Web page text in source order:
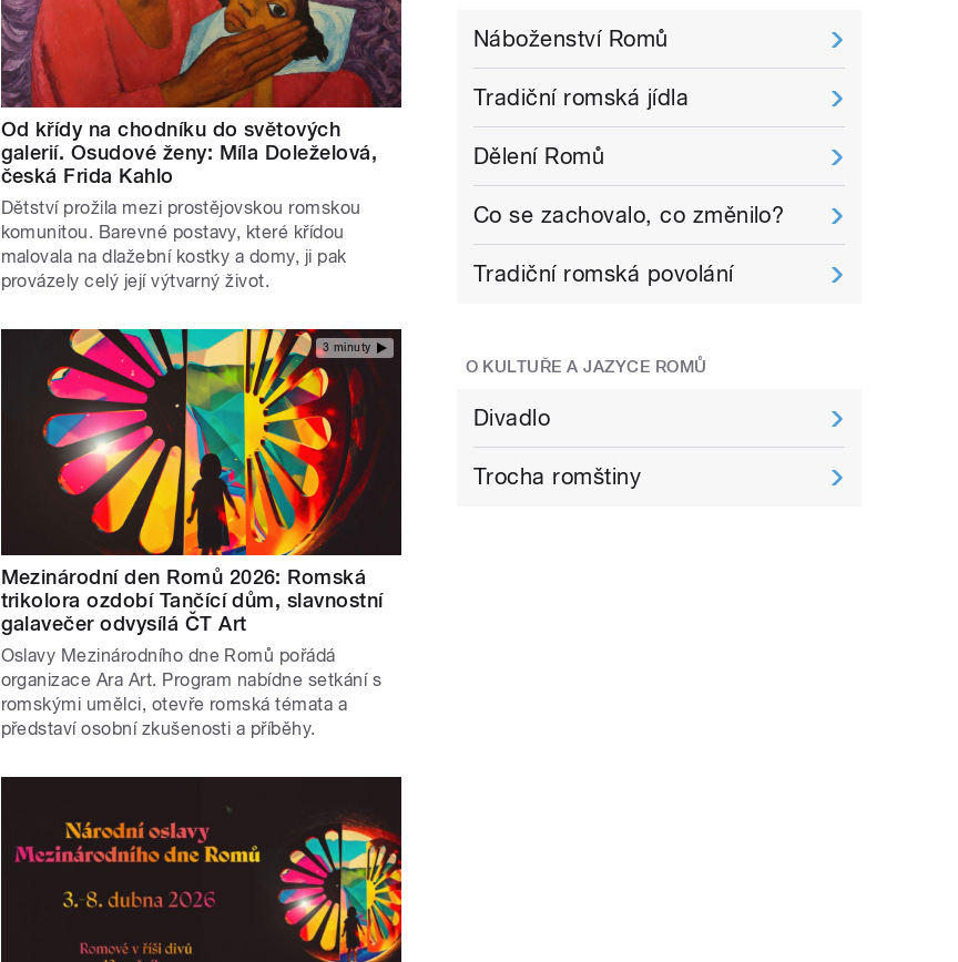
Od křídy na chodníku do světových
galerií. Osudové ženy: Míla Doleželová,
česká Frida Kahlo
Dětství prožila mezi prostějovskou romskou
komunitou. Barevné postavy, které křídou
malovala na dlažební kostky a domy, ji pak
provázely celý její výtvarný život.
3 minuty
Mezinárodní den Romů 2026: Romská
trikolora ozdobí Tančící dům, slavnostní
galavečer odvysílá ČT Art
Oslavy Mezinárodního dne Romů pořádá
organizace Ara Art. Program nabídne setkání s
romskými umělci, otevře romská témata a
představí osobní zkušenosti a příběhy.
Náboženství Romů
Tradiční romská jídla
Dělení Romů
Co se zachovalo, co změnilo?
Tradiční romská povolání
O KULTUŘE A JAZYCE ROMŮ
Divadlo
Trocha romštiny